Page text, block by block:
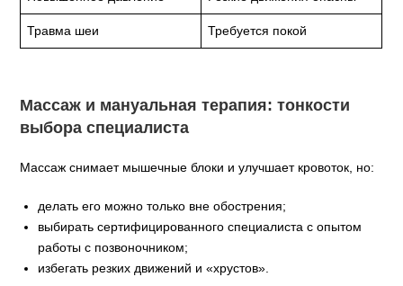
Травма шеи Требуется покой
Массаж и мануальная терапия: тонкости
выбора специалиста
Массаж снимает мышечные блоки и улучшает кровоток, но:
делать его можно только вне обострения;
выбирать сертифицированного специалиста с опытом
работы с позвоночником;
избегать резких движений и «хрустов».